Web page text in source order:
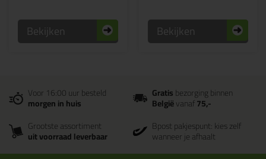
Bekijken Bekijken
Voor 16:00 uur besteld
morgen in huis
Gratisbezorging binnen
Belgiëvanaf75,-
Grootste assortiment
uit voorraad leverbaar
Bpost pakjespunt: kies zelf
wanneer je afhaalt